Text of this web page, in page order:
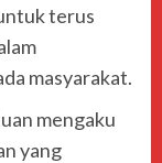
terus
masyarakat.
mengaku
yang